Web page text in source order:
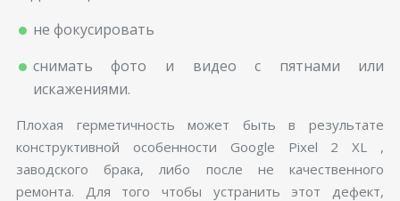
не фокусировать
снимать фото и видео с пятнами или
искажениями.
Плохая герметичность может быть в результате
конструктивной особенности Google Pixel 2 XL ,
заводского брака, либо после не качественного
ремонта. Для того чтобы устранить этот дефект,